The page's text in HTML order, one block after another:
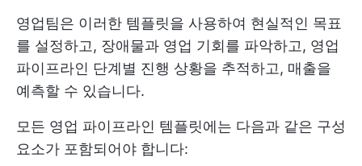
영업팀은 이러한 템플릿을 사용하여 현실적인 목표
를 설정하고, 장애물과 영업 기회를 파악하고, 영업
파이프라인 단계별 진행 상황을 추적하고, 매출을
예측할 수 있습니다.
모든 영업 파이프라인 템플릿에는 다음과 같은 구성
요소가 포함되어야 합니다: